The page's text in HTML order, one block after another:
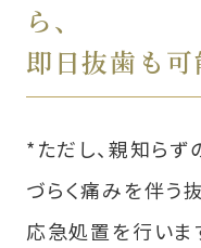
ら、
即日抜⻭も可
*ただし、親知ら
づらく痛みを伴う
応急処置を行いま